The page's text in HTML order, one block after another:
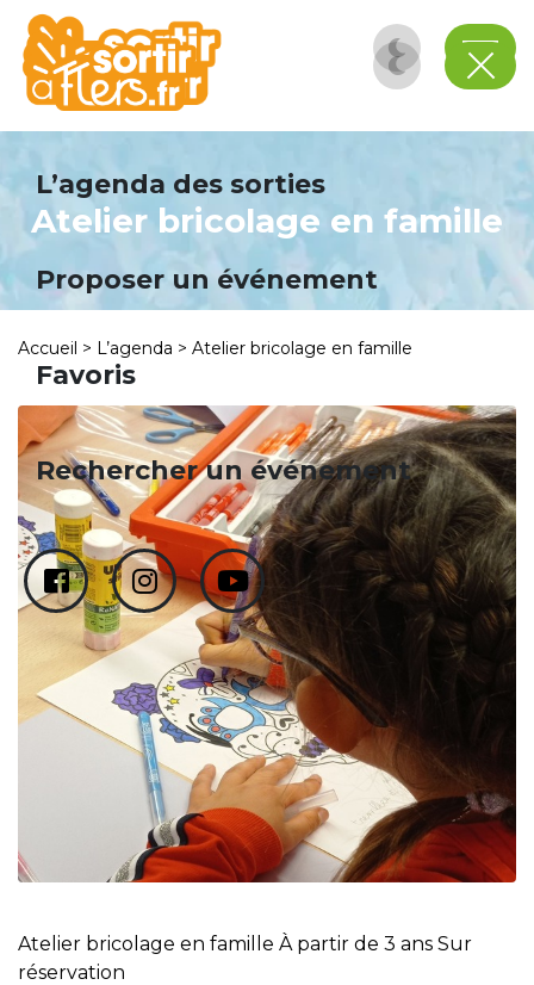
L’agenda des sorties
Proposer un événement
Favoris
Rechercher un événement
Atelier bricolage en famille
Accueil > L’agenda > Atelier bricolage en famille
Atelier bricolage en famille À partir de 3 ans Sur
réservation
Panneau de gestion des cookies